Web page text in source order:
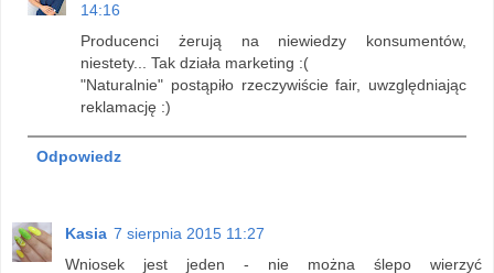
14:16
Producenci żerują na niewiedzy konsumentów,
niestety... Tak działa marketing :(
"Naturalnie" postąpiło rzeczywiście fair, uwzględniając
reklamację :)
Odpowiedz
Kasia 7 sierpnia 2015 11:27
Wniosek jest jeden - nie można ślepo wierzyć